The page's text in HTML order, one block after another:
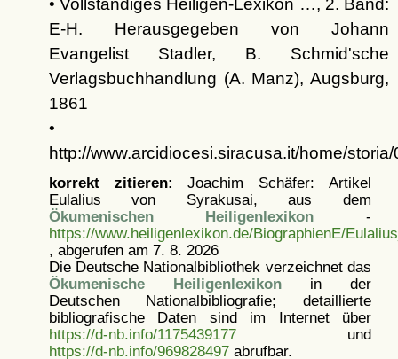
• Vollständiges Heiligen-Lexikon …, 2. Band:
E-H. Herausgegeben von Johann
Evangelist Stadler, B. Schmid'sche
Verlagsbuchhandlung (A. Manz), Augsburg,
1861
•
http://www.arcidiocesi.siracusa.it/home/
korrekt zitieren: Joachim Schäfer: Artikel
Eulalius von Syrakusai, aus dem
Ökumenischen Heiligenlexikon -
https://www.heiligenlexikon.de/BiographienE/
, abgerufen am 7. 8. 2026
Die Deutsche Nationalbibliothek verzeichnet das
Ökumenische Heiligenlexikonin der
Deutschen Nationalbibliografie; detaillierte
bibliografische Daten sind im Internet über
https://d-nb.info/1175439177und
https://d-nb.info/969828497abrufbar.